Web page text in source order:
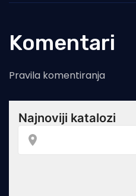
Komentari
Pravila komentiranja